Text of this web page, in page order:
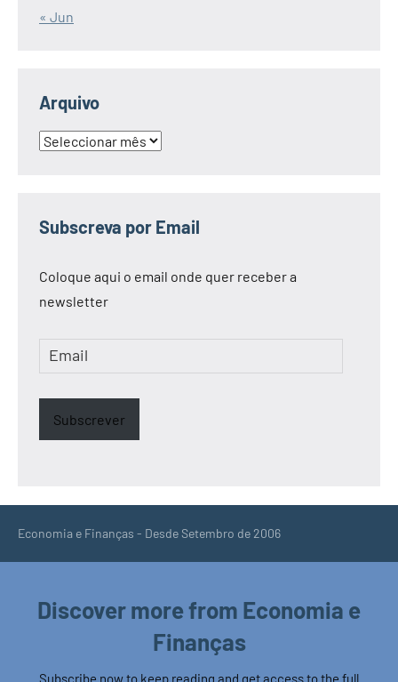
« Jun
Arquivo
Arquivo
Subscreva por Email
Coloque aqui o email onde quer receber a
newsletter
Email
Subscrever
Economia e Finanças - Desde Setembro de 2006
Discover more from Economia e
Finanças
Subscribe now to keep reading and get access to the full